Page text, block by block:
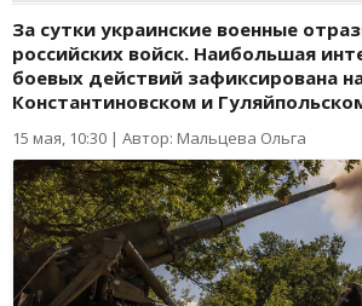
За сутки украинские военные
российских войск. Наибольшая
боевых действий зафиксирована
Константиновском и
15 мая, 10:30 | Автор: Мальцева Ольга